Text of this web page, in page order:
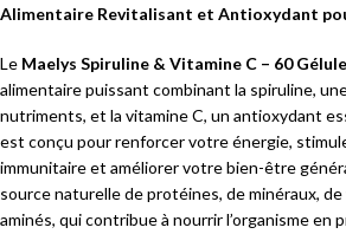
Alimentaire Revitalisant et Antioxydant
Le Maelys Spiruline & Vitamine C – 60
alimentaire puissant combinant la spiruline,
nutriments, et la vitamine C, un antioxydant
est conçu pour renforcer votre énergie,
immunitaire et améliorer votre bien-être
source naturelle de protéines, de minéraux, de
aminés, qui contribue à nourrir l’organisme en